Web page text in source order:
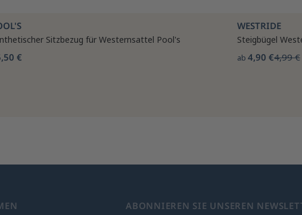
Sitzbezug für Westernsattel Pool's
€
WESTRIDE
Steigbügel
ab 4,90 €4,99 €
ABONNIEREN SIE UNSEREN